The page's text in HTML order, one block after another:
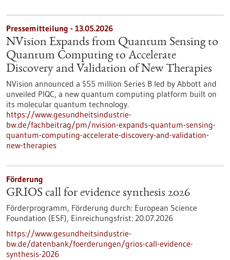
Pressemitteilung - 13.05.2026
NVision Expands from Quantum Sensing to
Quantum Computing to Accelerate
Discovery and Validation of New Therapies
NVision announced a $55 million Series B led by Abbott and
unveiled PIQC, a new quantum computing platform built on
its molecular quantum technology.
https://www.gesundheitsindustrie-
bw.de/fachbeitrag/pm/nvision-expands-quantum-sensing-
quantum-computing-accelerate-discovery-and-validation-
new-therapies
Förderung
GRIOS call for evidence synthesis 2026
Förderprogramm, Förderung durch: European Science
Foundation (ESF), Einreichungsfrist: 20.07.2026
https://www.gesundheitsindustrie-
bw.de/datenbank/foerderungen/grios-call-evidence-
synthesis-2026